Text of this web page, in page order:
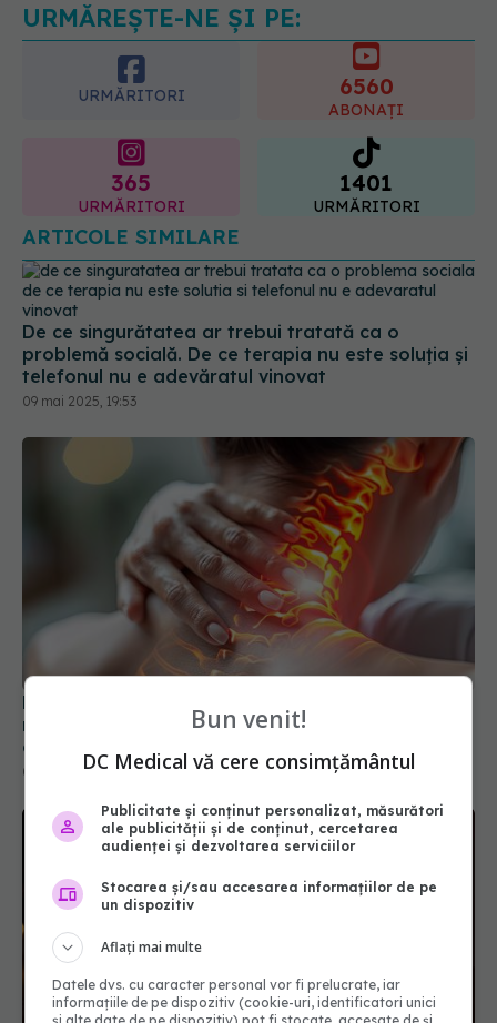
URMĂREȘTE-NE ȘI PE:
URMĂRITORI 6560
ABONAȚI
365
URMĂRITORI
1401
URMĂRITORI
ARTICOLE SIMILARE
De ce singurătatea ar trebui tratată ca o
problemă socială. De ce terapia nu este soluția și
telefonul nu e adevăratul vinovat
09 mai 2025, 19:53
Fibromialgia, boala care îți schimbă viața peste
noapte. De ce este considerată cea mai
chinuitoare boală
02 oct 2025, 10:07
Bun venit!
DC Medical vă cere consimțământul
Publicitate și conținut personalizat, măsurători
ale publicității și de conținut, cercetarea
audienței și dezvoltarea serviciilor
Stocarea și/sau accesarea informațiilor de pe
un dispozitiv
Aflați mai multe
Datele dvs. cu caracter personal vor fi prelucrate, iar
informațiile de pe dispozitiv (cookie-uri, identificatori unici